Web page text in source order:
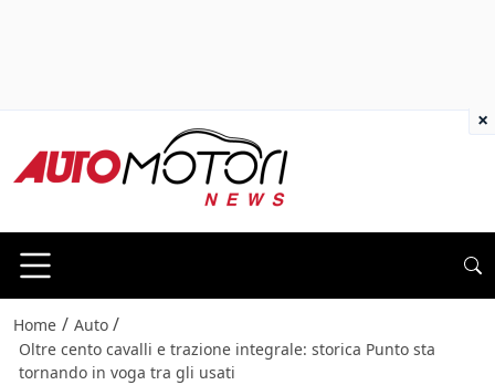
Home / Auto /
Oltre cento cavalli e trazione integrale: storica Punto sta
tornando in voga tra gli usati
×